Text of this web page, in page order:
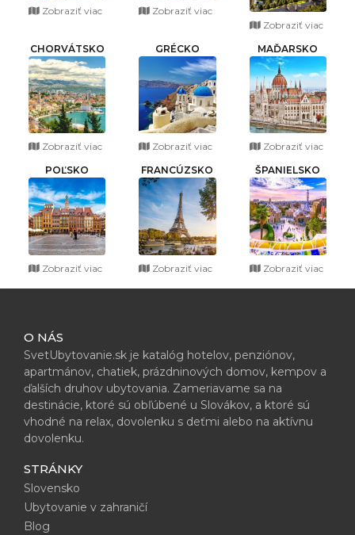
Zobraziť viac Zobraziť viac
Zobraziť viac
CHORVÁTSKO
Zobraziť viac
GRÉCKO
Zobraziť viac
MAĎARSKO
Zobraziť viac
POĽSKO
Zobraziť viac
FRANCÚZSKO
Zobraziť viac
ŠPANIELSKO
Zobraziť viac
O NÁS
SvetUbytovanie.sk je katalóg hotelov, penziónov,
apartmánov, chatiek, prázdninových domov, kempov a
ďalších druhov ubytovania. Zameriavame sa na
destinácie, ktoré sú obľúbené u Slovákov, a ktoré sú
vhodné na relax, dovolenku s deťmi alebo na aktívnu
dovolenku.
STRÁNKY
Slovensko
Ubytovanie v zahraničí
Blog